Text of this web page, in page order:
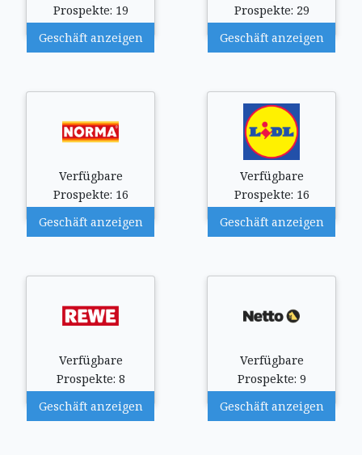
Prospekte: 19
Geschäft anzeigen
Prospekte: 29
Geschäft anzeigen
Verfügbare
Prospekte: 16
Geschäft anzeigen
Verfügbare
Prospekte: 16
Geschäft anzeigen
Verfügbare
Prospekte: 8
Geschäft anzeigen
Verfügbare
Prospekte: 9
Geschäft anzeigen